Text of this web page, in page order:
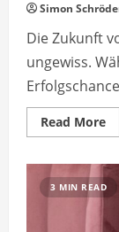
Simon
Die Zukunft
ungewiss.
Read More
7
vor
3 MIN READ